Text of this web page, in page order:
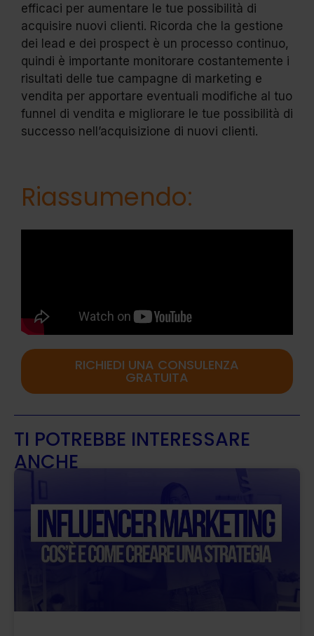
efficaci per aumentare le tue possibilità di
acquisire nuovi clienti. Ricorda che la gestione
dei lead e dei prospect è un processo continuo,
quindi è importante monitorare costantemente i
risultati delle tue campagne di marketing e
vendita per apportare eventuali modifiche al tuo
funnel di vendita e migliorare le tue possibilità di
successo nell’acquisizione di nuovi clienti.
Riassumendo:
RICHIEDI UNA CONSULENZA
GRATUITA
TI POTREBBE INTERESSARE
ANCHE